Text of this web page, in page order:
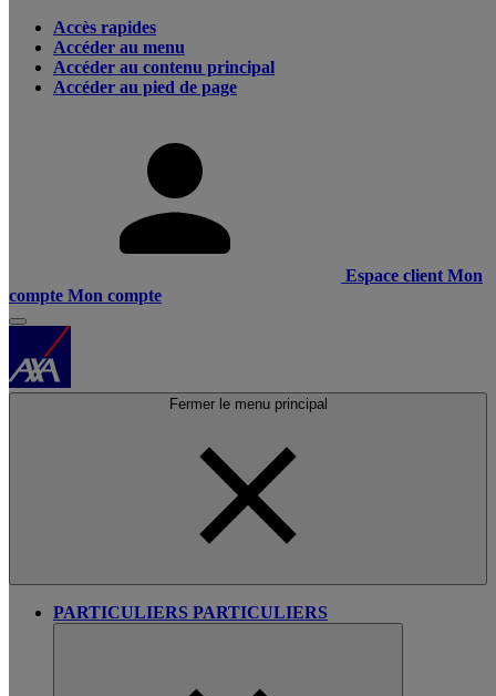
Accès rapides
Accéder au menu
Accéder au contenu principal
Accéder au pied de page
Espace client Mon
compte Mon compte
Fermer le menu principal
PARTICULIERS PARTICULIERS